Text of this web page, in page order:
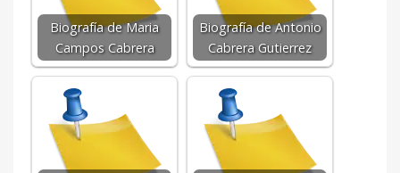
Biografía de Maria
Campos Cabrera
Biografía de Antonio
Cabrera Gutierrez